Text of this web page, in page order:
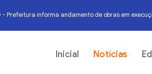
Prefeitura informa andamento de obras em
Inicial Notícias